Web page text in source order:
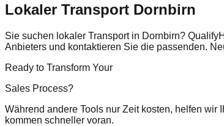
Lokaler Transport Dornbirn
Sie suchen lokaler Transport in Dornbirn?
Anbieters und kontaktieren Sie die passenden.
Ready to Transform Your
Sales Process?
Während andere Tools nur Zeit kosten, helfen
kommen schneller voran.